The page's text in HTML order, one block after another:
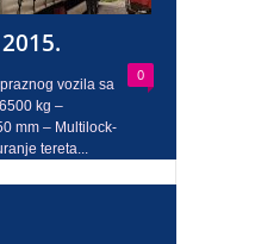
0
vozila sa
kg –
mm – Multilock-
tereta...